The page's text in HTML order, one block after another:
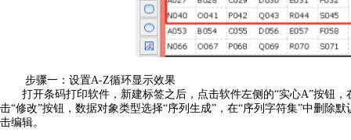
步骤一：设置A-Z循环显示效果
打开条码打印软件，新建标签之后，点击软件左侧的“实心A”按钮
击“修改”按钮，数据对象类型选择“序列生成”，在“序列字符集”中删除
击编辑。